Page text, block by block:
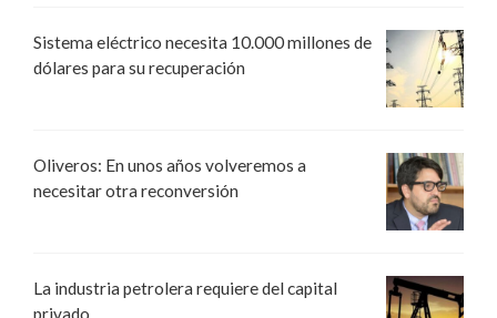
Sistema eléctrico necesita 10.000 millones de
dólares para su recuperación
Oliveros: En unos años volveremos a
necesitar otra reconversión
La industria petrolera requiere del capital
privado